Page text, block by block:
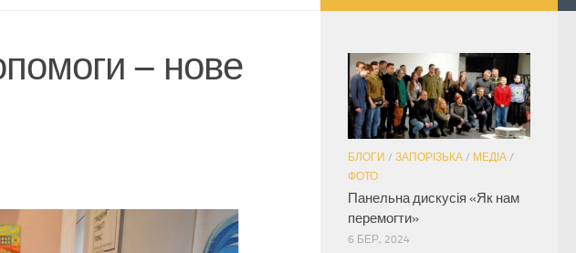
– нове
БЛОГИ / ЗАПОРІЗЬКА / МЕДІА /
ФОТО
Панельна дискусія «Як нам
перемогти»
6 БЕР, 2024